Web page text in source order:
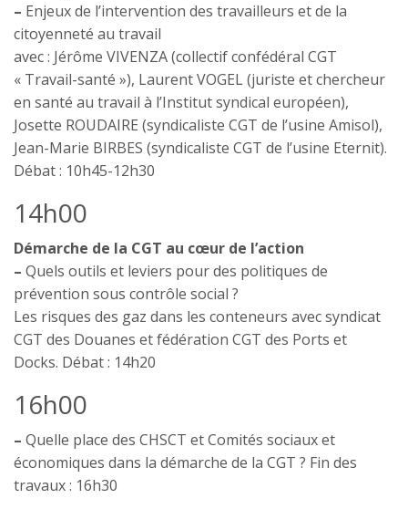
– Enjeux de l’intervention des travailleurs et de la
citoyenneté au travail
avec : Jérôme VIVENZA (collectif confédéral CGT
« Travail-santé »), Laurent VOGEL (juriste et chercheur
en santé au travail à l’Institut syndical européen),
Josette ROUDAIRE (syndicaliste CGT de l’usine Amisol),
Jean-Marie BIRBES (syndicaliste CGT de l’usine Eternit).
Débat : 10h45-12h30
14h00
Démarche de la CGT au cœur de l’action
– Quels outils et leviers pour des politiques de
prévention sous contrôle social ?
Les risques des gaz dans les conteneurs avec syndicat
CGT des Douanes et fédération CGT des Ports et
Docks. Débat : 14h20
16h00
– Quelle place des CHSCT et Comités sociaux et
économiques dans la démarche de la CGT ? Fin des
travaux : 16h30